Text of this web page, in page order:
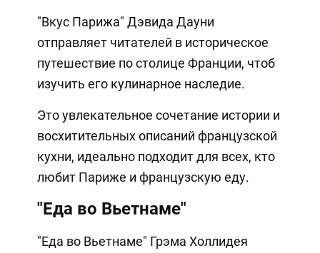
"Вкус Парижа" Дэвида Дауни
отправляет читателей в историческое
путешествие по столице Франции, чтоб
изучить его кулинарное наследие.
Это увлекательное сочетание истории и
восхитительных описаний французской
кухни, идеально подходит для всех, кто
любит Париже и французскую еду.
"Еда во Вьетнаме"
"Еда во Вьетнаме" Грэма Холлидея